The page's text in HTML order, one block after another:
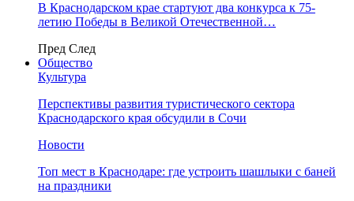
В Краснодарском крае стартуют два конкурса к 75-
летию Победы в Великой Отечественной…
Пред След
Общество
Культура
Перспективы развития туристического сектора
Краснодарского края обсудили в Сочи
Новости
Топ мест в Краснодаре: где устроить шашлыки с баней
на праздники